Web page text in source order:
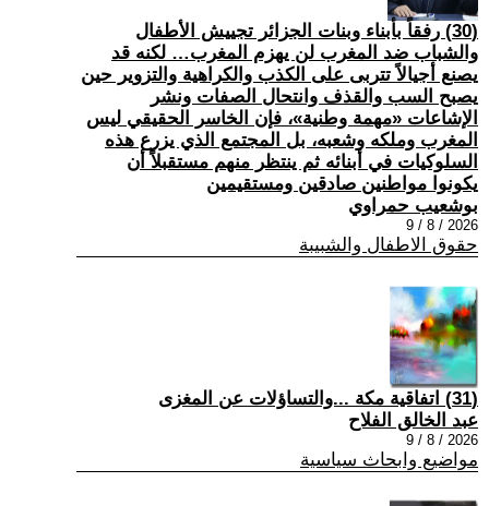
(30) رفقاً بأبناء وبنات الجزائر تجييش الأطفال
والشباب ضد المغرب لن يهزم المغرب… لكنه قد
يصنع أجيالاً تتربى على الكذب والكراهية والتزوير حين
يصبح السب والقذف وانتحال الصفات ونشر
الإشاعات «مهمة وطنية»، فإن الخاسر الحقيقي ليس
المغرب وملكه وشعبه، بل المجتمع الذي يزرع هذه
السلوكيات في أبنائه ثم ينتظر منهم مستقبلاً أن
يكونوا مواطنين صادقين ومستقيمين
بوشعيب حمراوي
2026 / 8 / 9
حقوق الاطفال والشبيبة
(31) اتفاقية مكة ...والتساؤلات عن المغزى
عبد الخالق الفلاح
2026 / 8 / 9
مواضيع وابحاث سياسية